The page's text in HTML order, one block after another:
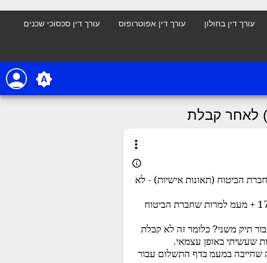
עורך דין בחולון עורך דין אפוטרופוס עורך דין סכסוכי שכנים
person brightness_auto
לאחר קבלת
more_vert
info_outline
הביטוח (תאונות אישיות) - לא
חברת הביטוח העבירה את הכסף לעורך דין. העורך דין דורש 17% + מעמ למרות שחברת הביטוח
שהעורך דין יחייב אותי ב17% עמלה עבור תיק משני? כלומר זה לא קבלת
שעשיתי באופן עצמאי.
שחייבה במעמ בדף התשלום עבור